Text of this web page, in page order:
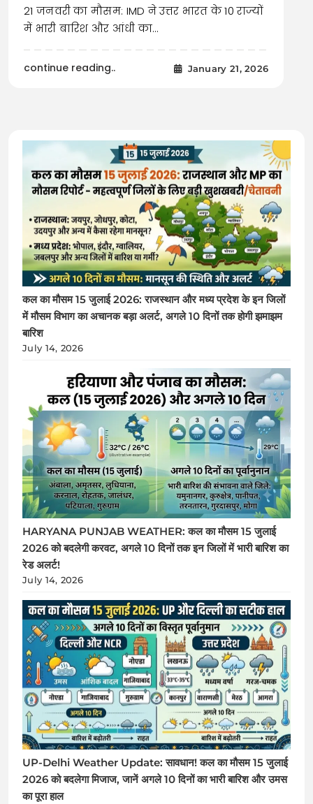
21 जनवरी का मौसम: IMD ने उत्तर भारत के 10 राज्यों
में भारी बारिश और आंधी का…
continue reading.. January 21, 2026
कल का मौसम 15 जुलाई 2026: राजस्थान और मध्य प्रदेश के इन जिलों
में मौसम विभाग का अचानक बड़ा अलर्ट, अगले 10 दिनों तक होगी झमाझम
बारिश
July 14, 2026
HARYANA PUNJAB WEATHER: कल का मौसम 15 जुलाई
2026 को बदलेगी करवट, अगले 10 दिनों तक इन जिलों में भारी बारिश का
रेड अलर्ट!
July 14, 2026
UP-Delhi Weather Update: सावधान! कल का मौसम 15 जुलाई
2026 को बदलेगा मिजाज, जानें अगले 10 दिनों का भारी बारिश और उमस
का पूरा हाल